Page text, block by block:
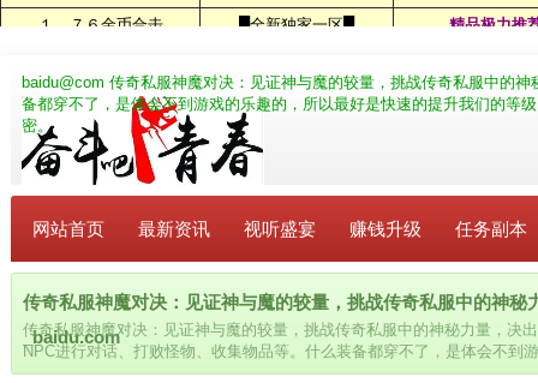
baidu@com 传奇私服神魔对决：见证神与魔的较量，挑战传奇私服中的
备都穿不了，是体会不到游戏的乐趣的，所以最好是快速的提升我们的等
密。
网站首页 最新资讯 视听盛宴 赚钱升级 任务副本
传奇私服神魔对决：见证神与魔的较量，挑战传奇私服中的神秘
_baidu.com
传奇私服神魔对决：见证神与魔的较量，挑战传奇私服中的神秘力量，决
NPC进行对话、打败怪物、收集物品等。什么装备都穿不了，是体会不到
我们的等级。玩家可以通过完成任务来推动游戏的故事发展，解锁更多的